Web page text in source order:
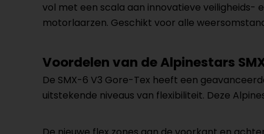
vol met een scala aan innovatieve veiligheids-
motorlaarzen. Geschikt voor alle
Voordelen van de Alpinestars
De SMX-6 V3 Gore-Tex heeft een
uitstekende niveaus van flexibiliteit. Deze